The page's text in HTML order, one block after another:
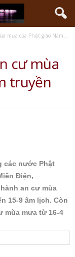
mưa của Phật giáo Nam...
cư mùa
truyền
các nước Phật
Điện,
an cư mùa
15-9 âm lịch. Còn
mùa mưa từ 16-4